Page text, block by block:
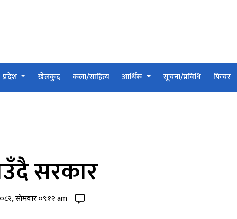
प्रदेश खेलकुद कला/साहित्य आर्थिक सूचना/प्रविधि फिचर
सरकार
सोमवार ०९:१२ am